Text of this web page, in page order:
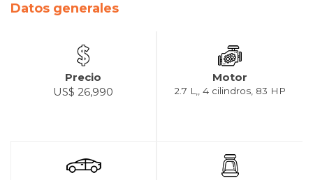
Datos generales
Precio
US$ 26,990
Motor
2.7 L,, 4 cilindros, 83 HP